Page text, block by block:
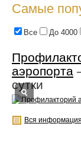
Самые
Все До 4000
аэропорта
сутки
Вся